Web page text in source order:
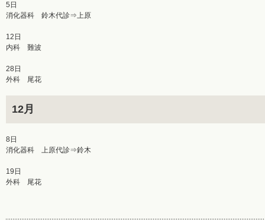
5日
消化器科 鈴木代診⇒上原
12日
内科 難波
28日
外科 尾花
12月
8日
消化器科 上原代診⇒鈴木
19日
外科 尾花